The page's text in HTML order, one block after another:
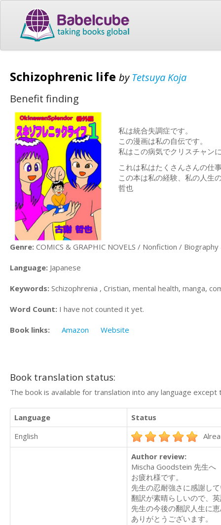
Schizophrenic life by Tetsuya Koja
Benefit finding
私は統合失調症です。
この漫画は私の自伝です。
私はこの病気でクリスチャン
これは私はたくさんさんの仕
この本は私の経験、私の人生
哲也
Genre: COMICS & GRAPHIC NOVELS / Nonfiction /
Language: Japanese
Keywords: Schizophrenia , Cristian, mental health, manga,
Word Count: I have not counted it yet.
Book links: Amazon Website
Book translation status:
The book is available for translation into any language
Language
Status
English
Author review:
Mischa Goodstein 先生へ
お疲れ様です。
先生の忍耐強さに感謝し
翻訳が素晴らしいので、
先生の今後の翻訳人生に
ありがとうございます。